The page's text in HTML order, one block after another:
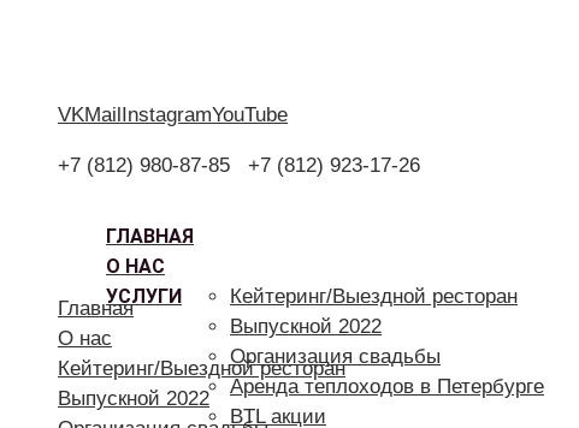
VKMailInstagramYouTube
+7 (812) 980-87-85 +7 (812) 923-17-26
ГЛАВНАЯ
О НАС
УСЛУГИ
Кейтеринг/Выездной ресторан
Выпускной 2022
Организация свадьбы
Аренда теплоходов в Петербурге
BTL акции
Главная
О нас
Кейтеринг/Выездной ресторан
Выпускной 2022